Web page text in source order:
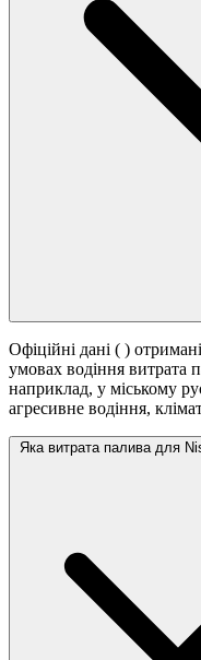
Офіційні дані ( )
умовах водіння
наприклад, у міському
агресивне водіння,
Яка витрата палива для